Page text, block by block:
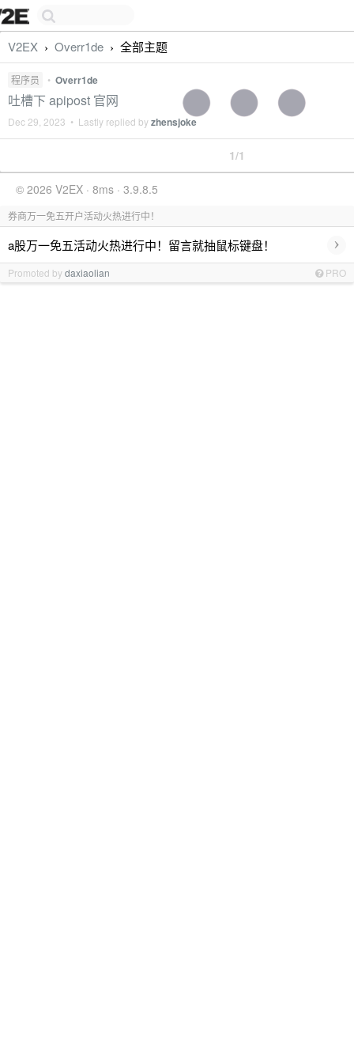
V2EX › Overr1de › 全部主题
程序员 • Overr1de
吐槽下 apipost 官网
Dec 29, 2023 • Lastly replied byzhensjoke
1/1
© 2026 V2EX · 8ms · 3.9.8.5
券商万一免五开户活动火热进行中！
a股万一免五活动火热进行中！留言就抽鼠标键盘！ ›
Promoted bydaxiaolian PRO